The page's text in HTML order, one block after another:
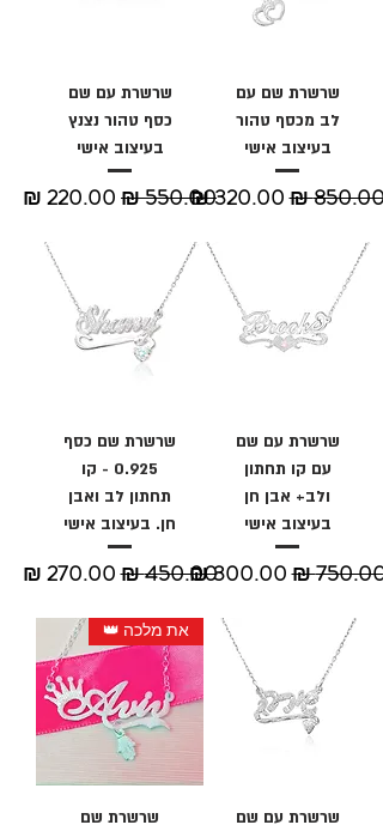
שרשרת שם עם
לב מכסף טהור
בעיצוב אישי
מחיר רגיל מחיר מבצע
שרשרת עם שם
כסף טהור נצנץ
בעיצוב אישי
מחיר רגיל מחיר מבצע
שרשרת עם שם
עם קו תחתון
ולב+ אבן חן
בעיצוב אישי
מחיר רגיל מחיר מבצע
שרשרת שם כסף
0.925 - קו
תחתון לב ואבן
חן. בעיצוב אישי
מחיר רגיל‏450.00 ‏₪ מחיר מבצע
שרשרת עם שם
את מלכה 👑
שרשרת שם